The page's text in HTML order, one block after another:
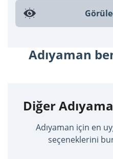
Adıyaman
Diğer
Adıyaman için en
seçeneklerini